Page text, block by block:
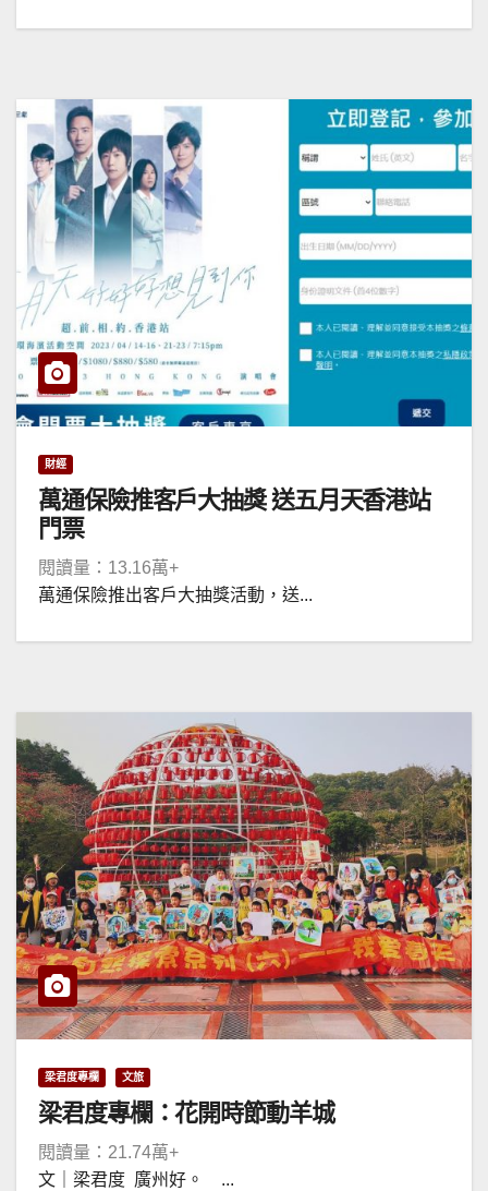
財經
萬通保險推客戶大抽獎 送五月天香港站
門票
閱讀量：13.16萬+
萬通保險推出客戶大抽獎活動，送...
梁君度專欄 文旅
梁君度專欄：花開時節動羊城
閱讀量：21.74萬+
文｜梁君度 廣州好。 ...